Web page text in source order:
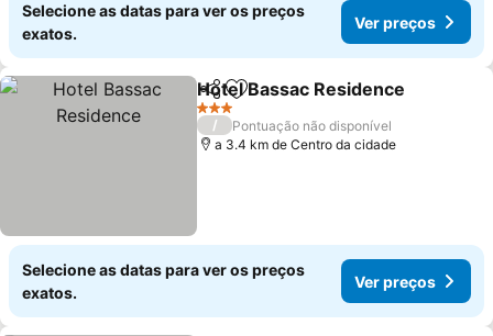
Selecione as datas para ver os preços
exatos.
Ver preços
PartilharAdicionar aos favoritos
Hotel Bassac Residence
3 Estrelas
/
Pontuação não disponível
a 3.4 km de Centro da cidade
Selecione as datas para ver os preços
exatos.
Ver preços